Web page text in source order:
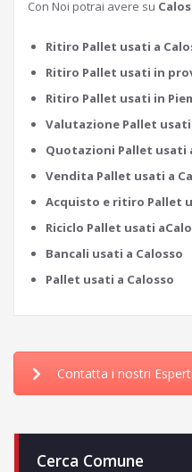
Con Noi potrai avere su
Ritiro Pallet usati a
Ritiro Pallet usati in
Ritiro Pallet usati in
Valutazione Pallet usati
Quotazioni Pallet usati
Vendita Pallet usati a
Acquisto e ritiro Pallet
Riciclo Pallet usati
Bancali usati a Calosso
Pallet usati a Calosso
Contatta i nostri Esperti
Cerca Comune